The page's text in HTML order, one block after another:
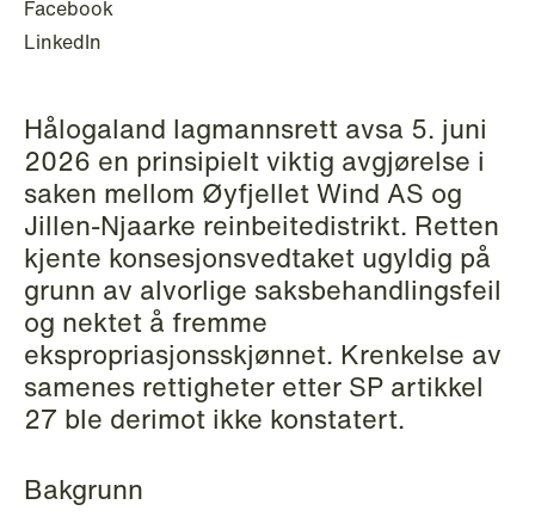
Copenhagen
Facebook
LinkedIn
Hålogaland lagmannsrett avsa 5. juni
2026 en prinsipielt viktig avgjørelse i
saken mellom Øyfjellet Wind AS og
Jillen-Njaarke reinbeitedistrikt. Retten
kjente konsesjonsvedtaket ugyldig på
grunn av alvorlige saksbehandlingsfeil
og nektet å fremme
ekspropriasjonsskjønnet. Krenkelse av
samenes rettigheter etter SP artikkel
27 ble derimot ikke konstatert.
Bakgrunn